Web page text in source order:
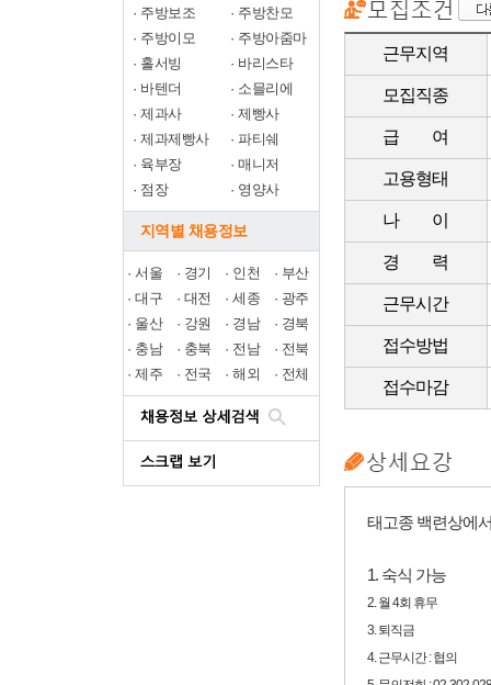
· 주방보조 · 주방찬모
· 주방이모 · 주방아줌마
· 홀서빙 · 바리스타
· 바텐더 · 소믈리에
·제과사 ·제빵사
·제과제빵사 ·파티쉐
· 육부장 ·매니저
· 점장 · 영양사
지역별 채용정보
· 서울 · 경기 · 인천 · 부산
· 대구 · 대전 · 세종 · 광주
· 울산 · 강원 · 경남 · 경북
· 충남 · 충북 · 전남 · 전북
· 제주 · 전국 · 해외 · 전체
근무지역
모집직종
급 여
고용형태
나 이
경 력
근무시간
접수방법
접수마감
태고종 백련상에
1. 숙식 가능
2. 월 4회 휴무
3. 퇴직금
4. 근무시간 : 협의